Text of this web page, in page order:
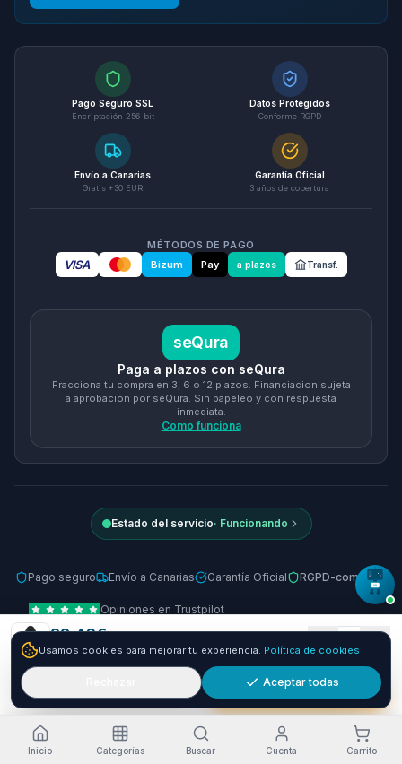
22.46€
+7.54€ y envío GRATIS 24-48h
Comprar ya
Pago Seguro SSL
Encriptación 256-bit
Datos Protegidos
Conforme RGPD
Envío a Canarias
Gratis +30 EUR
Garantía Oficial
3 años de cobertura
MÉTODOS DE PAGO
VISA Bizum Pay a plazos Transf.
seQura
Paga a plazos con seQura
Fracciona tu compra en 3, 6 o 12 plazos. Financiacion sujeta
a aprobacion por seQura. Sin papeleo y con respuesta
inmediata.
Como funciona
Estado del servicio· Funcionando
Pago seguro Envío a Canarias Garantía Oficial RGPD-compliant
Opiniones en Trustpilot
© 2026 Tienda Online Canarias.
Desarrollado por
Usamos cookies para mejorar tu experiencia. Política de cookies
Aceptar todas
Inicio Categorías Buscar Cuenta Carrito